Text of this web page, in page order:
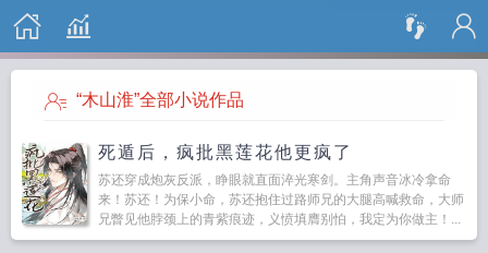
搜 索
“木山淮”全部小说作品
死遁后，疯批黑莲花他更疯了
苏还穿成炮灰反派，睁眼就直面淬光寒剑。主角声音冰冷拿命
来！苏还！为保小命，苏还抱住过路师兄的大腿高喊救命，大师
兄瞥见他脖颈上的青紫痕迹，义愤填膺别怕，我定为你做主！...